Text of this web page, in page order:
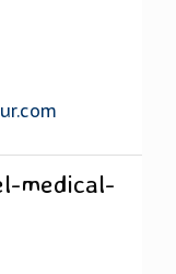
medical-